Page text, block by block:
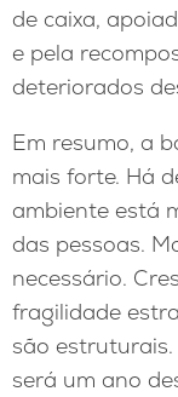
de caixa,
e pela
deteriorados
Em resumo, a
mais forte. Há
ambiente está
das pessoas.
necessário.
fragilidade
são
será um ano